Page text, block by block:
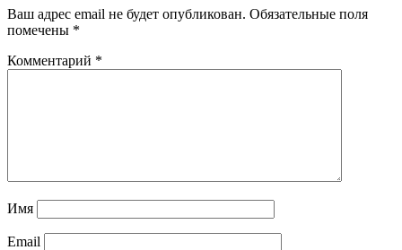
Ваш адрес email не будет опубликован. Обязательные поля
помечены *
Комментарий *
Имя
Email